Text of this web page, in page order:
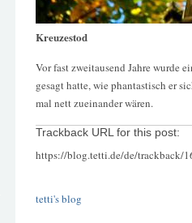
Kreuzestod
Vor fast zweitausend Jahre wurde
gesagt hatte, wie phantastisch er
mal nett zueinander wären.
Trackback URL for this post:
https://blog.tetti.de/de/trackback/
tetti's blog